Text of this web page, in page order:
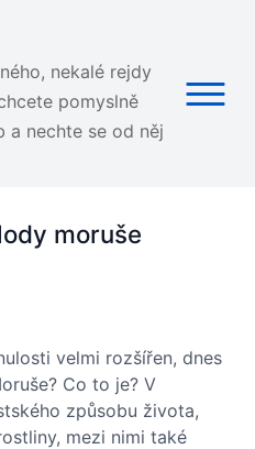
nekalé rejdy
pomyslně
a nechte se od něj
moruše
velmi rozšířen, dnes
Co to je? V
způsobu života,
mezi nimi také